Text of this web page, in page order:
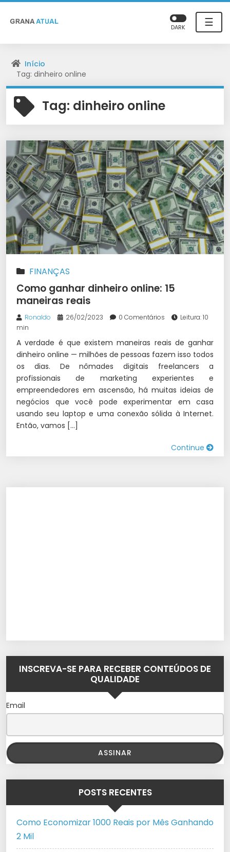
☰
DARK
Início
Tag: dinheiro online
Tag: dinheiro online
FINANÇAS
Como ganhar dinheiro online: 15
maneiras reais
Ronaldo 26/02/2023 0 Comentários
Leitura: 10
min
A verdade é que existem maneiras reais de ganhar
dinheiro online — milhões de pessoas fazem isso todos
os dias. De nômades digitais freelancers a
profissionais de marketing experientes e
empreendedores em ascensão, há muitas ideias de
negócios que você pode experimentar em casa
usando seu laptop e uma conexão sólida à Internet.
Então, vamos […]
Continue
INSCREVA-SE PARA RECEBER CONTEÚDOS DE
QUALIDADE
Email
POSTS RECENTES
Como Economizar 1000 Reais por Mês Ganhando
2 Mil